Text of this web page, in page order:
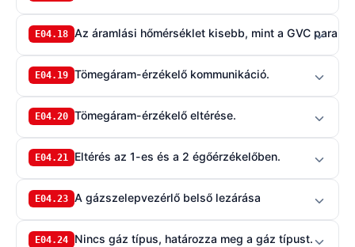
E04.18 Az áramlási hőmérséklet kisebb, mint a GVC
E04.19 Tömegáram-érzékelő kommunikáció.
E04.20 Tömegáram-érzékelő eltérése.
E04.21 Eltérés az 1-es és a 2 égőérzékelőben.
E04.23 A gázszelepvezérlő belső lezárása
E04.24 Nincs gáz típus, határozza meg a gáz típust.